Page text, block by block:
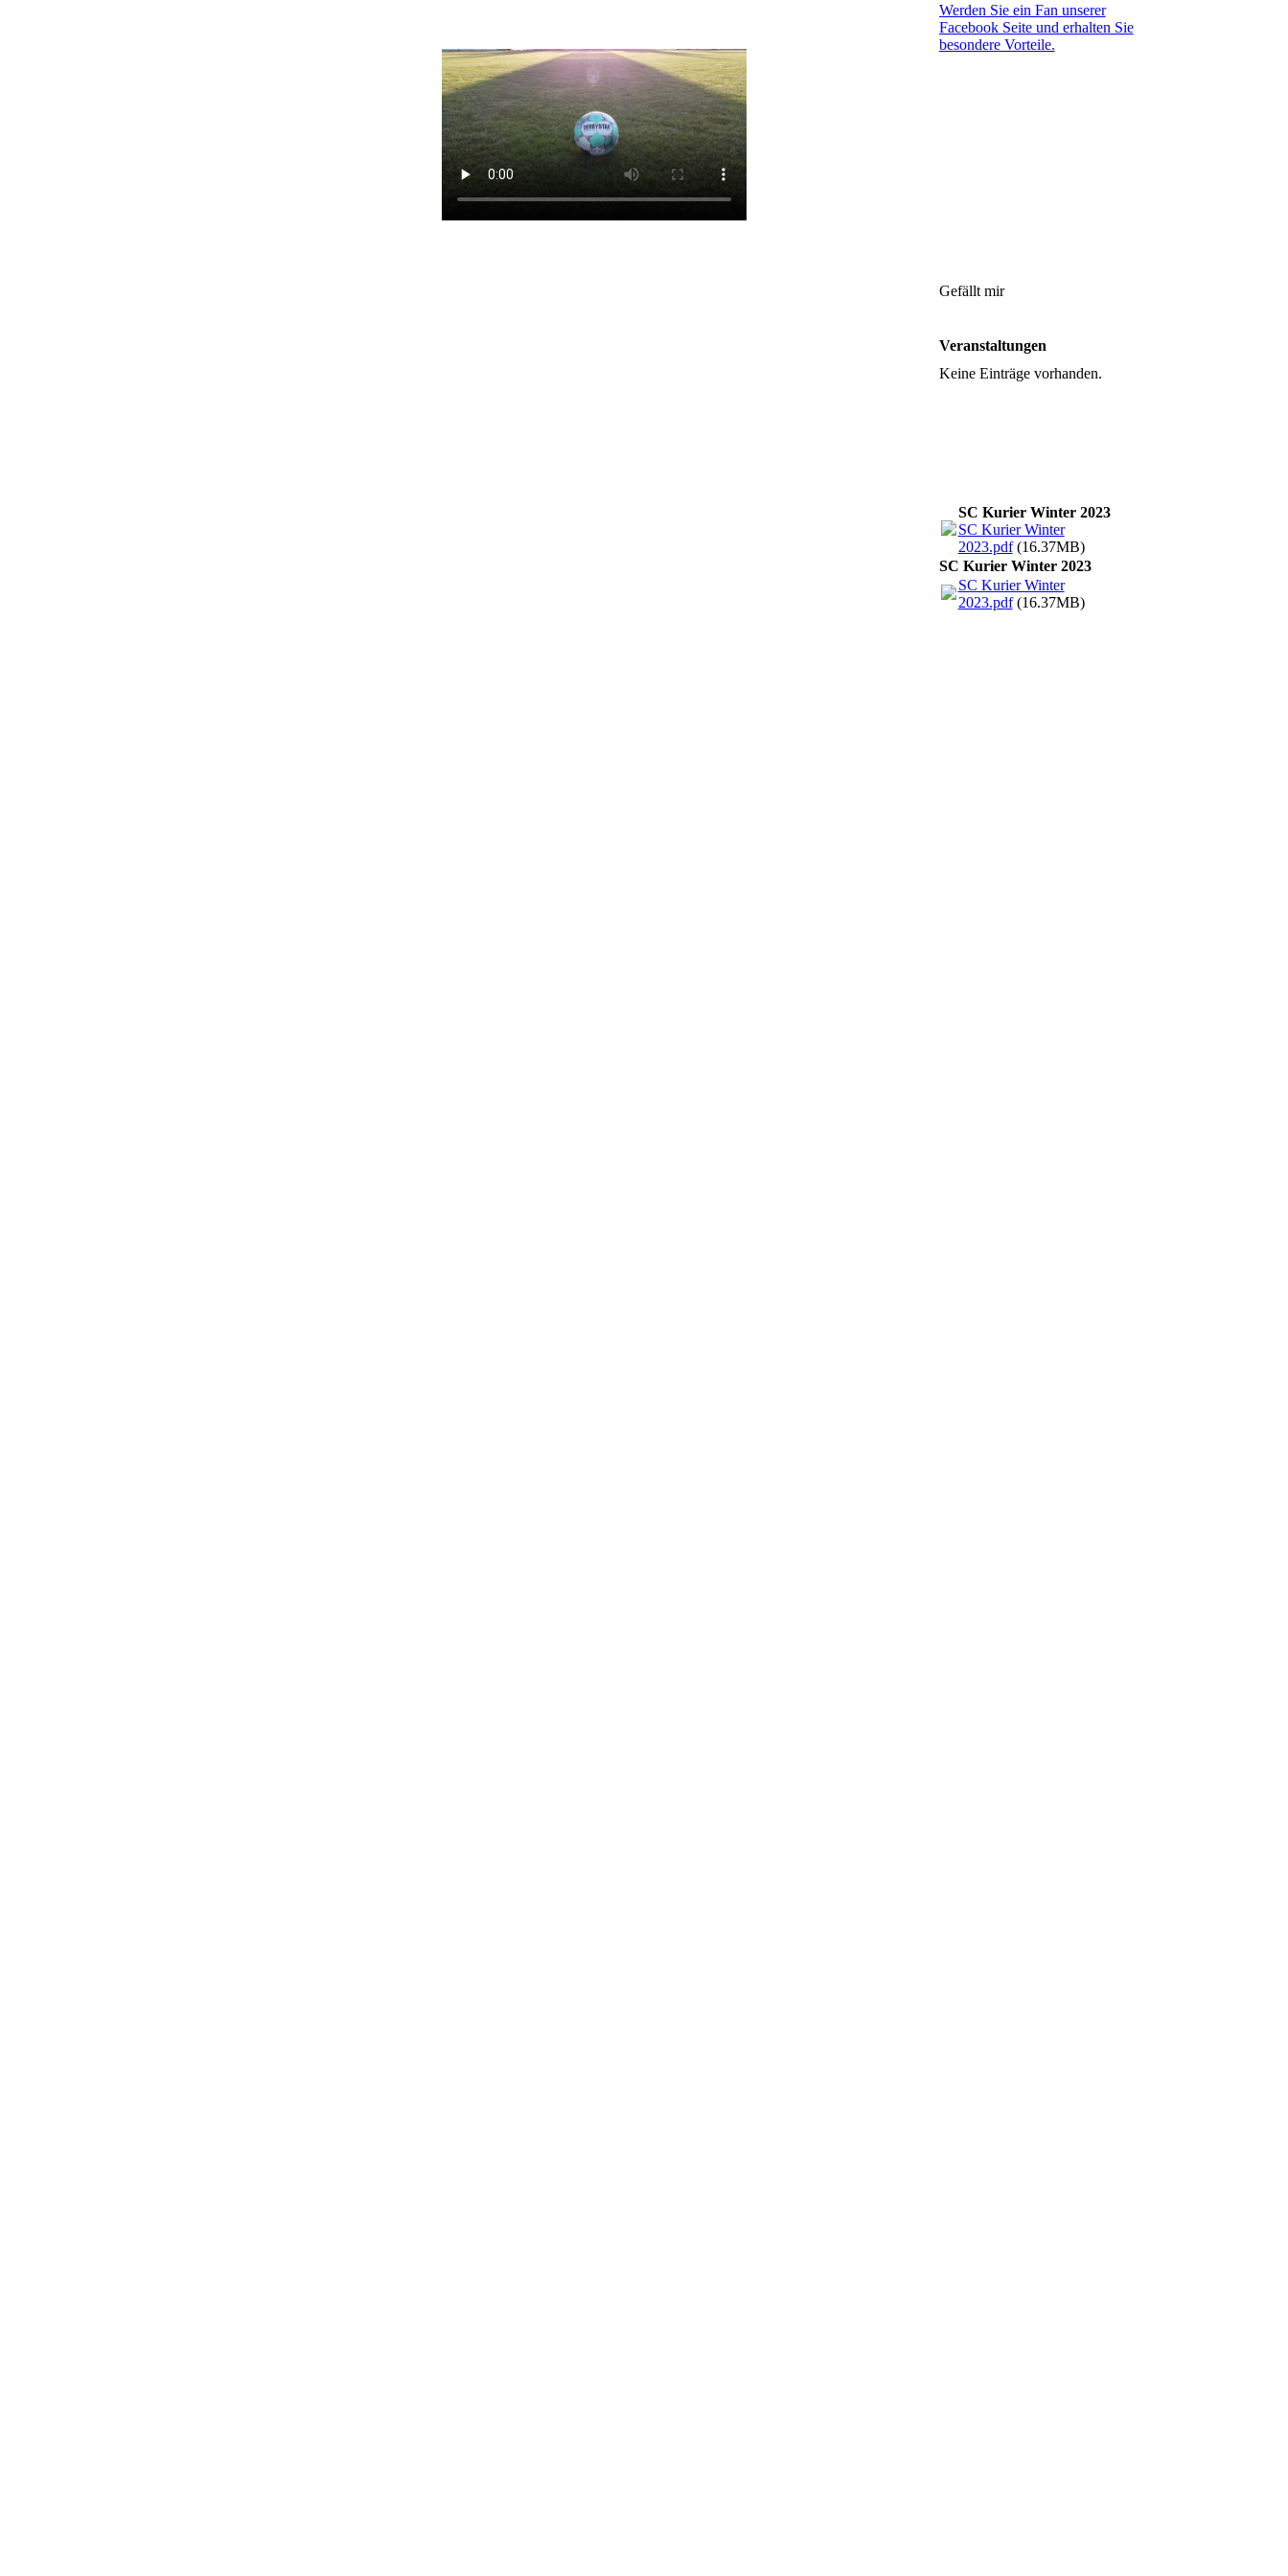
Werden Sie ein Fan unserer
Facebook Seite und erhalten Sie
besondere Vorteile.
Gefällt mir
Veranstaltungen
Keine Einträge vorhanden.
SC Kurier Winter 2023
SC Kurier Winter
2023.pdf(16.37MB)
SC Kurier Winter 2023
SC Kurier Winter
2023.pdf(16.37MB)